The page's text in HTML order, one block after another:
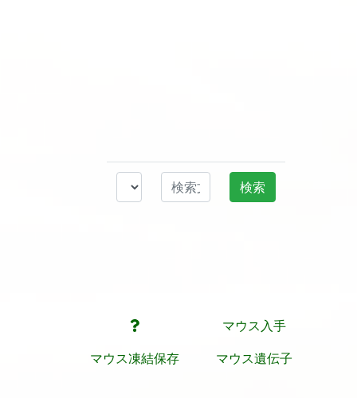
マウス入手
マウス凍結保存 マウス遺伝子